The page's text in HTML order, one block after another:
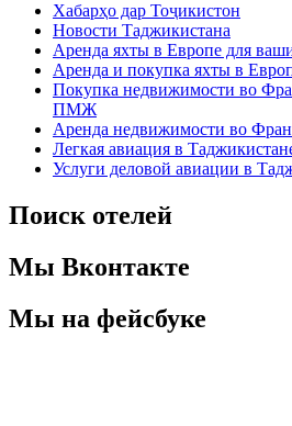
Хабарҳо дар Тоҷикистон
Новости Таджикистана
Аренда яхты в Европе для
Аренда и покупка яхты в
Покупка недвижимости во
ПМЖ
Аренда недвижимости во
Легкая авиация в
Услуги деловой авиации в
Поиск отелей
Мы Вконтакте
Мы на фейсбуке